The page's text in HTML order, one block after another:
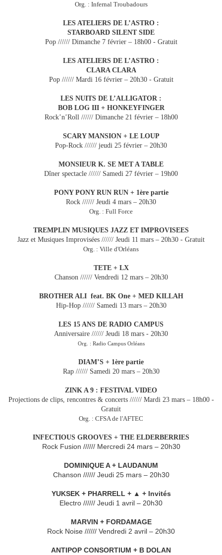
Org. : Infernal Troubadours
LES ATELIERS DE L’ASTRO :
STARBOARD SILENT SIDE
Pop ////// Dimanche 7 février – 18h00 - Gratuit
LES ATELIERS DE L’ASTRO :
CLARA CLARA
Pop ////// Mardi 16 février – 20h30 - Gratuit
LES NUITS DE L’ALLIGATOR :
BOB LOG III + HONKEYFINGER
Rock’n’Roll ////// Dimanche 21 février – 18h00
SCARY MANSION + LE LOUP
Pop-Rock ////// jeudi 25 février – 20h30
MONSIEUR K. SE MET A TABLE
Dîner spectacle ////// Samedi 27 février – 19h00
PONY PONY RUN RUN + 1ère partie
Rock ////// Jeudi 4 mars – 20h30
Org. : Full Force
TREMPLIN MUSIQUES JAZZ ET IMPROVISEES
Jazz et Musiques Improvisées ////// Jeudi 11 mars – 20h30 - Gratuit
Org. : Ville d'Orléans
TETE + LX
Chanson ////// Vendredi 12 mars – 20h30
BROTHER ALI feat. BK One + MED KILLAH
Hip-Hop ////// Samedi 13 mars – 20h30
LES 15 ANS DE RADIO CAMPUS
Anniversaire ////// Jeudi 18 mars - 20h30
Org. : Radio Campus Orléans
DIAM’S + 1ère partie
Rap ////// Samedi 20 mars – 20h30
ZINK A 9 : FESTIVAL VIDEO
Projections de clips, rencontres & concerts ////// Mardi 23 mars – 18h00 -
Gratuit
Org. : CFSA de l'AFTEC
INFECTIOUS GROOVES + THE ELDERBERRIES
Rock Fusion ////// Mercredi 24 mars – 20h30
DOMINIQUE A + LAUDANUM
Chanson ////// Jeudi 25 mars – 20h30
YUKSEK + PHARRELL + ▲ + Invités
Electro ////// Jeudi 1 avril – 20h30
MARVIN + FORDAMAGE
Rock Noise ////// Vendredi 2 avril – 20h30
ANTIPOP CONSORTIUM + B DOLAN